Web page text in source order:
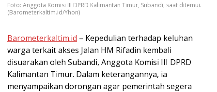
Foto: Anggota Komisi III DPRD Kalimantan Timur, Subandi, saat ditemui.
(Barometerkaltim.id/Yhon)
Barometerkaltim.id – Kepedulian terhadap keluhan
warga terkait akses Jalan HM Rifadin kembali
disuarakan oleh Subandi, Anggota Komisi III DPRD
Kalimantan Timur. Dalam keterangannya, ia
menyampaikan dorongan agar pemerintah segera